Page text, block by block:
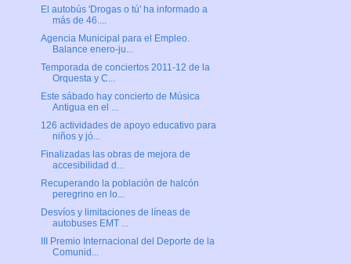
El autobús 'Drogas o tú' ha informado a
más de 46....
Agencia Municipal para el Empleo.
Balance enero-ju...
Temporada de conciertos 2011-12 de la
Orquesta y C...
Este sábado hay concierto de Música
Antigua en el ...
126 actividades de apoyo educativo para
niños y jó...
Finalizadas las obras de mejora de
accesibilidad d...
Recuperando la población de halcón
peregrino en lo...
Desvíos y limitaciones de líneas de
autobuses EMT ...
III Premio Internacional del Deporte de la
Comunid...